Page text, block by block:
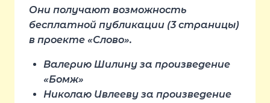
Они получают возможность
бесплатной публикации (3 страницы)
в проекте «Слово».
Валерию Шилину за произведение
«Бомж»
Николаю Ивлееву за произведение